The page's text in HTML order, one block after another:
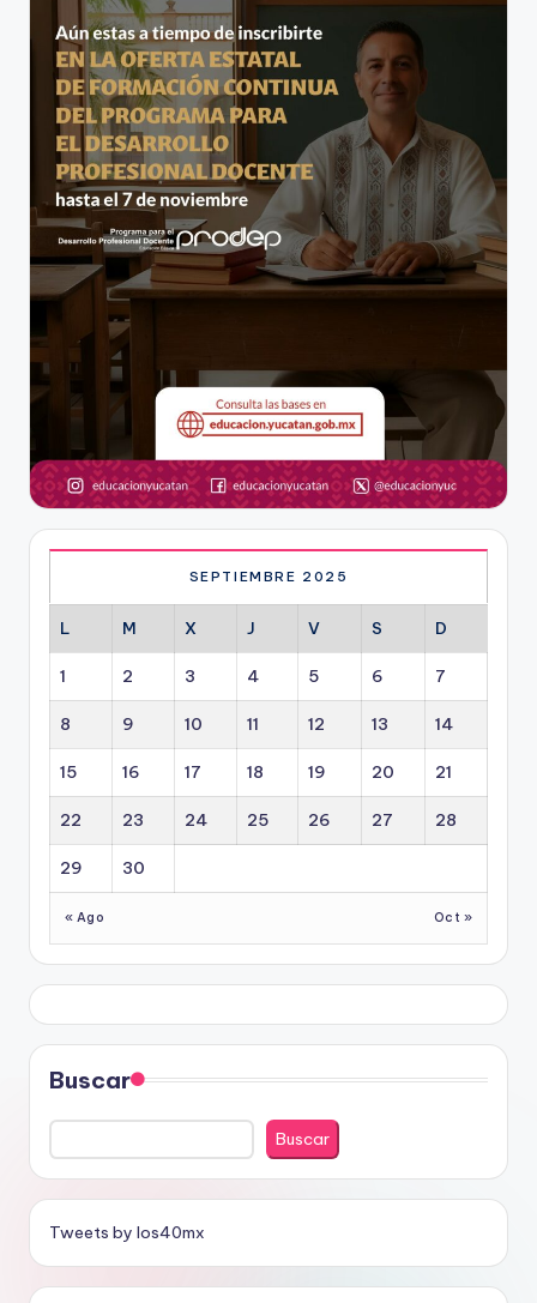
SEPTIEMBRE 2025
L M X J V S D
1 2 3 4 5 6 7
8 9 10 11 12 13 14
15 16 17 18 19 20 21
22 23 24 25 26 27 28
29 30
« Ago Oct »
Buscar
Buscar
Tweets by los40mx